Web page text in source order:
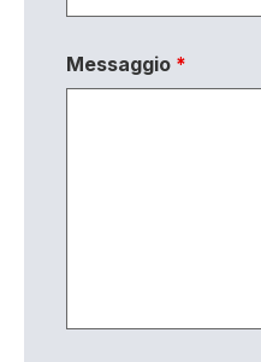
Messaggio *